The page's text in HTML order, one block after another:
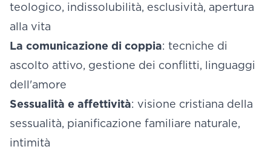
teologico, indissolubilità, esclusività, apertura
alla vita
La comunicazione di coppia: tecniche di
ascolto attivo, gestione dei conflitti, linguaggi
dell'amore
Sessualità e affettività: visione cristiana della
sessualità, pianificazione familiare naturale,
intimità